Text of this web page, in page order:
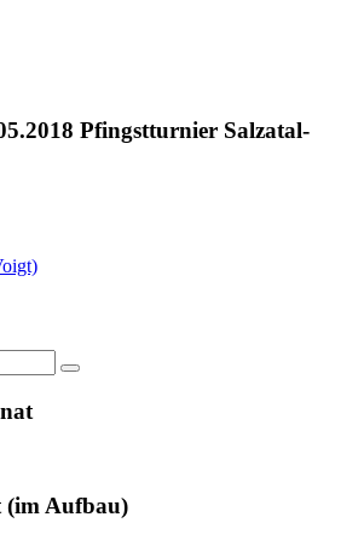
Pfingstturnier Salzatal-
Suchen
Aufbau)